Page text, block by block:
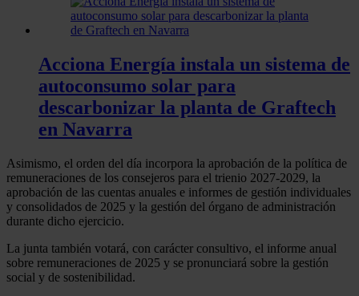
Acciona Energía instala un sistema de
autoconsumo solar para
descarbonizar la planta de Graftech
en Navarra
Asimismo, el orden del día incorpora la aprobación de la política de
remuneraciones de los consejeros para el trienio 2027-2029, la
aprobación de las cuentas anuales e informes de gestión individuales
y consolidados de 2025 y la gestión del órgano de administración
durante dicho ejercicio.
La junta también votará, con carácter consultivo, el informe anual
sobre remuneraciones de 2025 y se pronunciará sobre la gestión
social y de sostenibilidad.